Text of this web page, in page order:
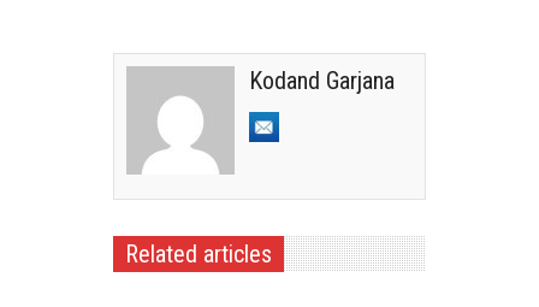
Kodand Garjana
Related articles